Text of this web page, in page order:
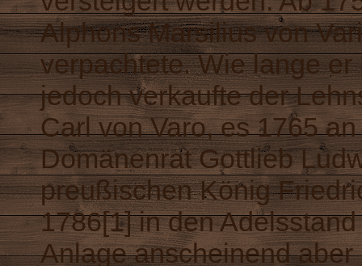
Alphons Marsilius von
verpachtete. Wie lange
jedoch verkaufte der
Carl von Varo, es 1765
Domänenrat Gottlieb
preußischen König
1786[1] in den
Anlage anscheinend